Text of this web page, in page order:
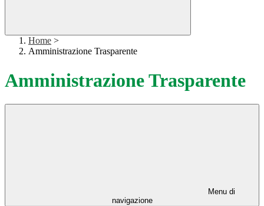
Home >
Amministrazione Trasparente
Amministrazione Trasparente
Menu di
navigazione